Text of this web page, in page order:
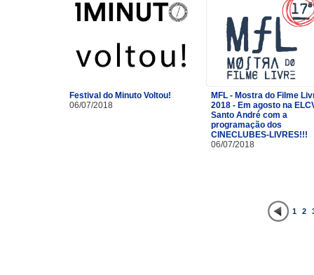
Festival do Minuto Voltou!
06/07/2018
MFL - Mostra do Filme
2018 - Em agosto na
Santo André com a
programação dos
CINECLUBES-LIVRES!!!
06/07/2018
1 2